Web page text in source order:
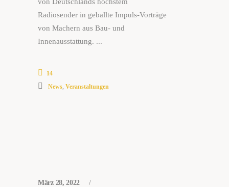
Radiosender in geballte Impuls-Vorträge
von Machern aus Bau- und
Innenausstattung.
14
News Veranstaltungen
März 28, 2022